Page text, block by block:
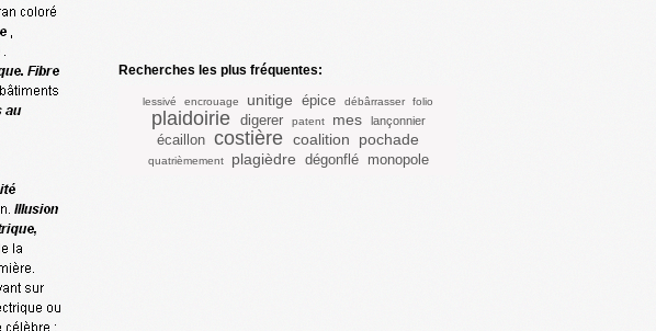
Recherches les plus fréquentes:
lessivé encrouage unitige épice débârrasser folio
plaidoirie digerer patent mes lançonnier
écaillon costière coalition pochade
quatrièmement plagièdre dégonflé monopole